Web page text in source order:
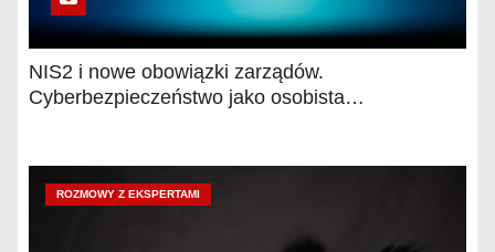
NIS2 i nowe obowiązki zarządów.
Cyberbezpieczeństwo jako osobista
ROZMOWY Z EKSPERTAMI